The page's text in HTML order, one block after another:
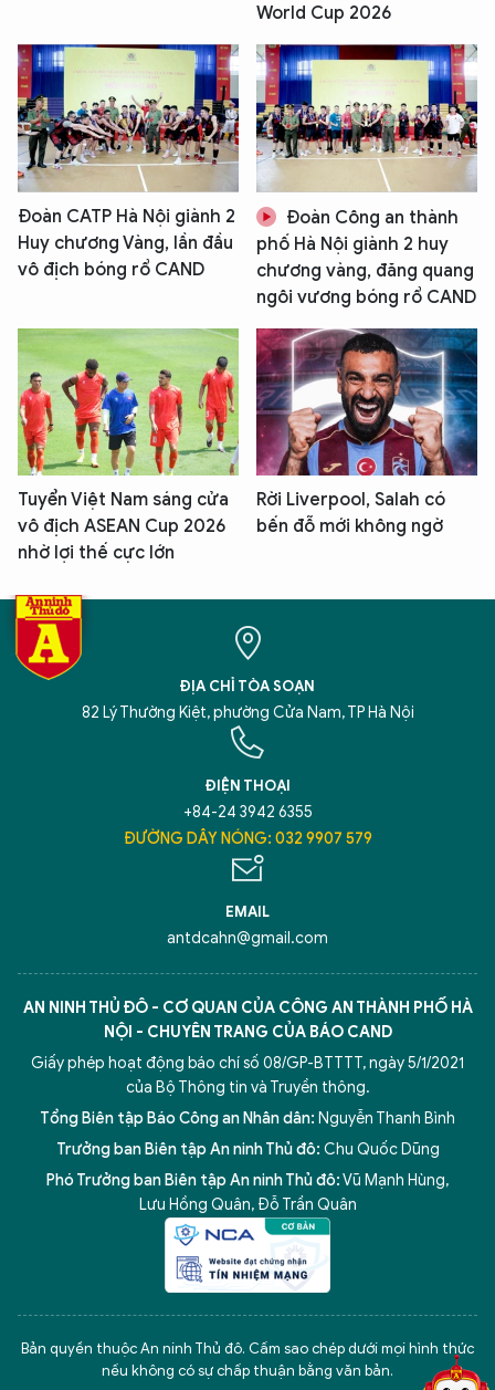
World Cup 2026
Đoàn CATP Hà Nội giành 2
Huy chương Vàng, lần đầu
vô địch bóng rổ CAND
Đoàn Công an thành
phố Hà Nội giành 2 huy
chương vàng, đăng quang
ngôi vương bóng rổ CAND
Tuyển Việt Nam sáng cửa
vô địch ASEAN Cup 2026
nhờ lợi thế cực lớn
Rời Liverpool, Salah có
bến đỗ mới không ngờ
ĐỊA CHỈ TÒA SOẠN
82 Lý Thường Kiệt, phường Cửa Nam, TP Hà Nội
ĐIỆN THOẠI
+84-24 3942 6355
ĐƯỜNG DÂY NÓNG: 032 9907 579
EMAIL
antdcahn@gmail.com
AN NINH THỦ ĐÔ - CƠ QUAN CỦA CÔNG AN THÀNH PHỐ HÀ
NỘI - CHUYÊN TRANG CỦA BÁO CAND
Giấy phép hoạt động báo chí số 08/GP-BTTTT, ngày 5/1/2021
của Bộ Thông tin và Truyền thông.
Tổng Biên tập Báo Công an Nhân dân: Nguyễn Thanh Bình
Trưởng ban Biên tập An ninh Thủ đô: Chu Quốc Dũng
Phó Trưởng ban Biên tập An ninh Thủ đô:Vũ Mạnh Hùng,
Lưu Hồng Quân, Đỗ Trần Quân
Bản quyền thuộc An ninh Thủ đô. Cấm sao chép dưới mọi hình thức
nếu không có sự chấp thuận bằng văn bản.
5 điểm nghẽn của Hà Nội giải pháp xử lý điểm nghẽn của